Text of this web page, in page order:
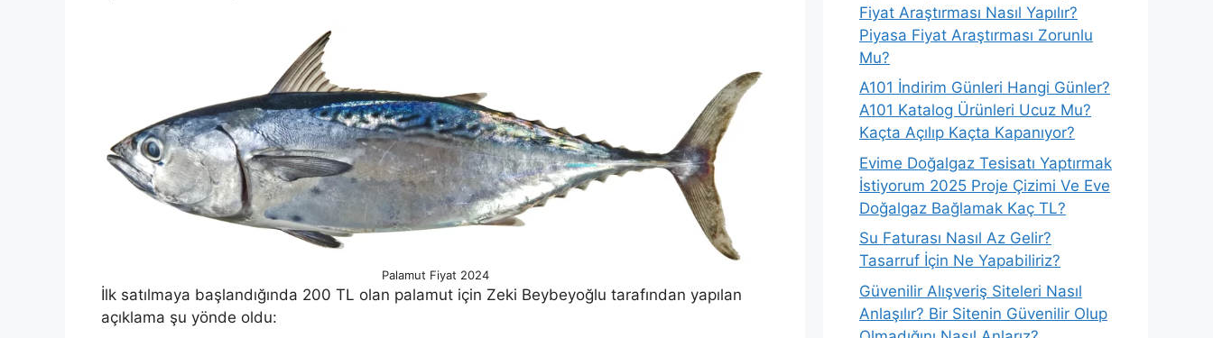
Palamut Fiyat 2024
İlk satılmaya başlandığında 200 TL olan palamut için Zeki Beybeyoğlu tarafından yapılan
açıklama şu yönde oldu:
Fiyat Araştırması Nasıl Yapılır?
Piyasa Fiyat Araştırması Zorunlu
Mu?
A101 İndirim Günleri Hangi Günler?
A101 Katalog Ürünleri Ucuz Mu?
Kaçta Açılıp Kaçta Kapanıyor?
Evime Doğalgaz Tesisatı Yaptırmak
İstiyorum 2025 Proje Çizimi Ve Eve
Doğalgaz Bağlamak Kaç TL?
Su Faturası Nasıl Az Gelir?
Tasarruf İçin Ne Yapabiliriz?
Güvenilir Alışveriş Siteleri Nasıl
Anlaşılır? Bir Sitenin Güvenilir Olup